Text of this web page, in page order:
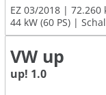
EZ 03/2018
72.260
44 kW (60 PS)
VW up
up! 1.0